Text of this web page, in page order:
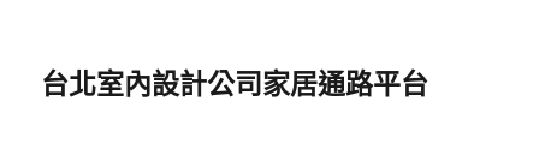
台北室內設計公司家居通路平台